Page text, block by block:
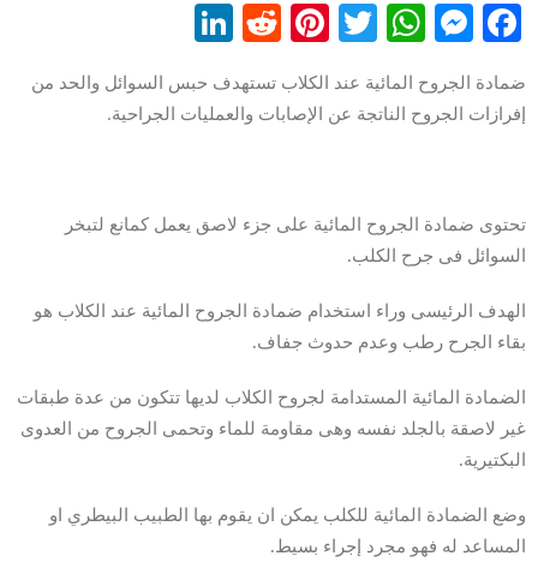
Facebook
Messenger
WhatsApp
Twitter
Pinterest
Reddit
ضمادة الجروح المائية عند الكلاب تستهدف حبس السوائل والحد من
إفرازات الجروح الناتجة عن الإصابات والعمليات الجراحية.
تحتوى ضمادة الجروح المائية على جزء لاصق يعمل كمانع لتبخر
السوائل فى جرح الكلب.
الهدف الرئيسى وراء استخدام ضمادة الجروح المائية عند الكلاب هو
بقاء الجرح رطب وعدم حدوث جفاف.
الضمادة المائية المستدامة لجروح الكلاب لديها تتكون من عدة طبقات
غير لاصقة بالجلد نفسه وهى مقاومة للماء وتحمى الجروح من العدوى
البكتيرية.
وضع الضمادة المائية للكلب يمكن ان يقوم بها الطبيب البيطري او
المساعد له فهو مجرد إجراء بسيط.